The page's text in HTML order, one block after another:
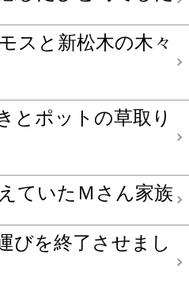
スと新松木の木々
とポットの草取り
ていたＭさん家族
びを終了させまし